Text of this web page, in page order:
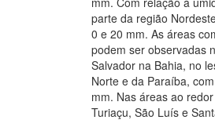
parte da região
0 e 20 mm. As áreas
podem ser observadas
Salvador na Bahia, no
Norte e da Paraíba,
mm. Nas áreas ao
Turiaçu, São Luís e